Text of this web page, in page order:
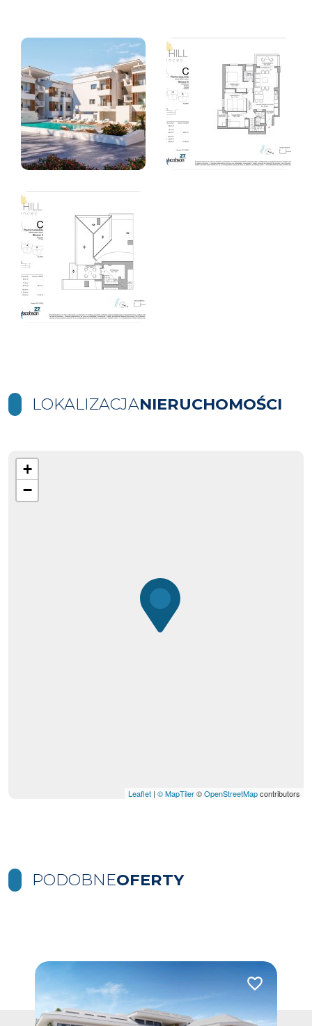
LOKALIZACJANIERUCHOMOŚCI
+
−
Leaflet | © MapTiler©OpenStreetMapcontributors
PODOBNEOFERTY
Dodaj do ulubionych Dodaj do